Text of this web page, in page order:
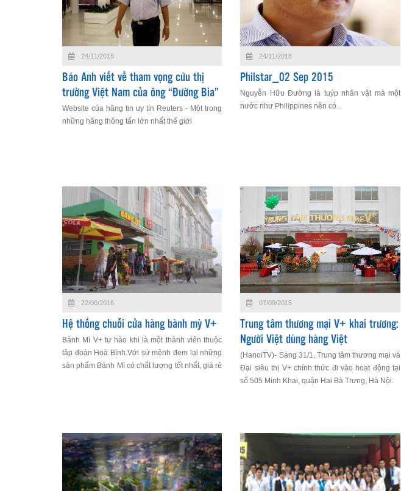
24/11/2018
Báo Anh viết về tham vọng cứu thị
trường Việt Nam của ông “Đường Bia”
Website của hãng tin uy tín Reuters - Một trong
những hãng thông tấn lớn nhất thế giới
24/11/2018
Philstar_02 Sep 2015
Nguyễn Hữu Đường là tuýp nhân vật mà một
nước như Philippines nên có...
22/06/2016
Hệ thống chuỗi cửa hàng bành mỳ V+
Bánh Mì V+ tự hào khi là một thành viên thuộc
tập đoàn Hoà Bình.Với sứ mệnh đem lại những
sản phẩm Bánh Mì có chất lượng tốt nhất, giá rẻ
07/09/2015
Trung tâm thương mại V+ khai trương:
Người Việt dùng hàng Việt
(HanoiTV)- Sáng 31/1, Trung tâm thương mại và
Đại siêu thị V+ chính thức đi vào hoạt động tại
số 505 Minh Khai, quận Hai Bà Trưng, Hà Nội.